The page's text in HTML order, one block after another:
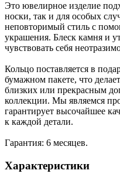
Это ювелирное изделие
носки, так и для особых
неповторимый стиль с
украшения. Блеск камня и
чувствовать себя
Кольцо поставляется в
бумажном пакете, что
близких или прекрасным
коллекции. Мы являемся
гарантирует высочайшее
к каждой детали.
Гарантия: 6 месяцев.
Характеристики